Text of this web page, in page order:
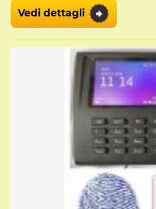
Vedi dettagli